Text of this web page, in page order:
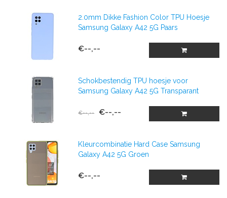
2.0mm Dikke Fashion Color TPU Hoesje
Samsung Galaxy A42 5G Paars
€--,--
Schokbestendig TPU hoesje voor
Samsung Galaxy A42 5G Transparant
€--,-- €--,--
Kleurcombinatie Hard Case Samsung
Galaxy A42 5G Groen
€--,--